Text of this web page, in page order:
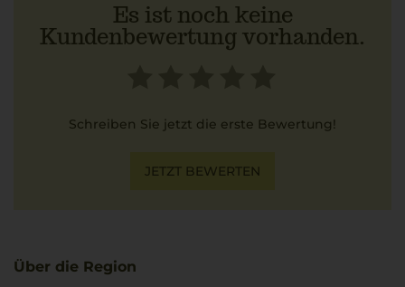
Es ist noch keine
Kundenbewertung vorhanden.
Schreiben Sie jetzt die erste Bewertung!
JETZT BEWERTEN
Über die Region